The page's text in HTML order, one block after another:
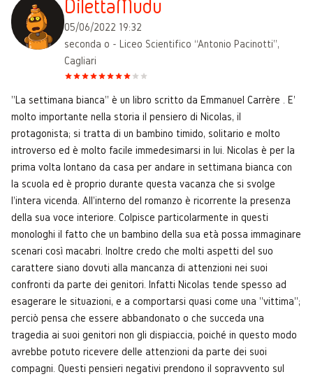
DilettaMudu
05/06/2022 19:32
seconda o - Liceo Scientifico “Antonio Pacinotti”,
Cagliari
"La settimana bianca" è un libro scritto da Emmanuel Carrère . E'
molto importante nella storia il pensiero di Nicolas, il
protagonista; si tratta di un bambino timido, solitario e molto
introverso ed è molto facile immedesimarsi in lui. Nicolas è per la
prima volta lontano da casa per andare in settimana bianca con
la scuola ed è proprio durante questa vacanza che si svolge
l'intera vicenda. All'interno del romanzo è ricorrente la presenza
della sua voce interiore. Colpisce particolarmente in questi
monologhi il fatto che un bambino della sua età possa immaginare
scenari così macabri. Inoltre credo che molti aspetti del suo
carattere siano dovuti alla mancanza di attenzioni nei suoi
confronti da parte dei genitori. Infatti Nicolas tende spesso ad
esagerare le situazioni, e a comportarsi quasi come una "vittima";
perciò pensa che essere abbandonato o che succeda una
tragedia ai suoi genitori non gli dispiaccia, poiché in questo modo
avrebbe potuto ricevere delle attenzioni da parte dei suoi
compagni. Questi pensieri negativi prendono il sopravvento sul